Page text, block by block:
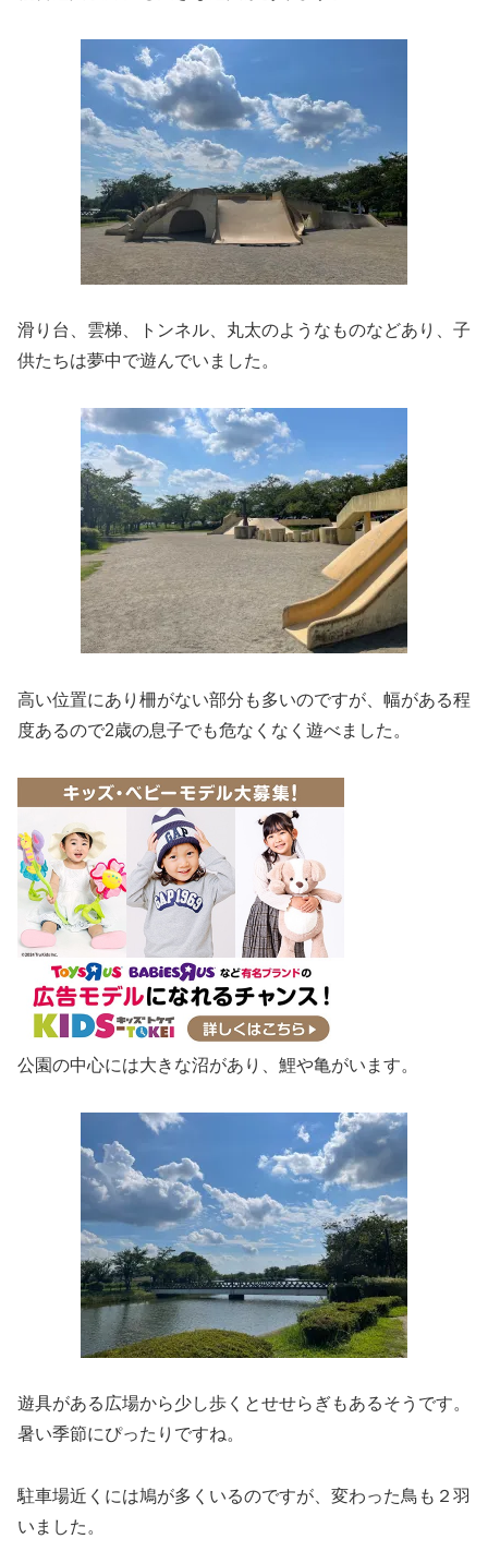
滑り台、雲梯、トンネル、丸太のようなものなどあり、子
供たちは夢中で遊んでいました。
高い位置にあり柵がない部分も多いのですが、幅がある程
度あるので2歳の息子でも危なくなく遊べました。
公園の中心には大きな沼があり、鯉や亀がいます。
遊具がある広場から少し歩くとせせらぎもあるそうです。
暑い季節にぴったりですね。
駐車場近くには鳩が多くいるのですが、変わった鳥も２羽
いました。